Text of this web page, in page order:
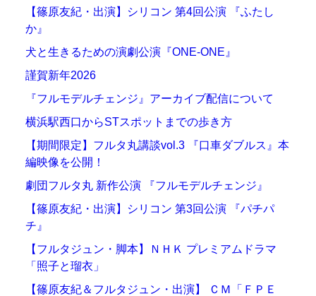
【篠原友紀・出演】シリコン 第4回公演 『ふたし
か』
犬と生きるための演劇公演『ONE-ONE』
謹賀新年2026
『フルモデルチェンジ』アーカイブ配信について
横浜駅西口からSTスポットまでの歩き方
【期間限定】フルタ丸講談vol.3 『口車ダブルス』本
編映像を公開！
劇団フルタ丸 新作公演 『フルモデルチェンジ』
【篠原友紀・出演】シリコン 第3回公演 『パチパ
チ』
【フルタジュン・脚本】ＮＨＫ プレミアムドラマ
「照子と瑠衣」
【篠原友紀＆フルタジュン・出演】 ＣＭ「ＦＰＥ